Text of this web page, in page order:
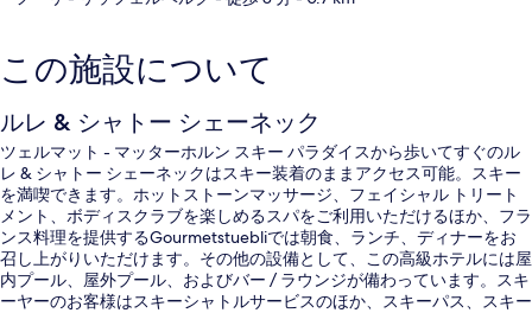
この施設について
ルレ & シャトー シェーネック
ツェルマット - マッターホルン スキー パラダイスから歩いてすぐのル
レ & シャトー シェーネックはスキー装着のままアクセス可能。スキー
を満喫できます。ホットストーンマッサージ、フェイシャル トリート
メント、ボディスクラブを楽しめるスパをご利用いただけるほか、フラ
ンス料理を提供するGourmetstuebliでは朝食、ランチ、ディナーをお
召し上がりいただけます。その他の設備として、この高級ホテルには屋
内プール、屋外プール、およびバー / ラウンジが備わっています。スキ
ーヤーのお客様はスキーシャトルサービスのほか、スキーパス、スキー